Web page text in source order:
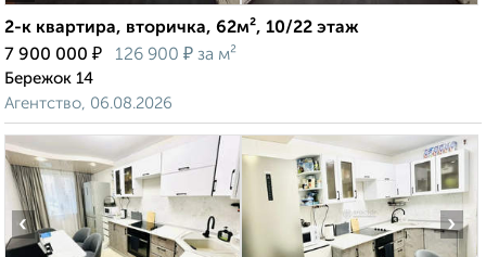
2-к квартира, вторичка, 62м², 10/22 этаж
7 900 000 ₽ 126 900 ₽ за м²
Бережок 14
Агентство, 06.08.2026
‹ ›